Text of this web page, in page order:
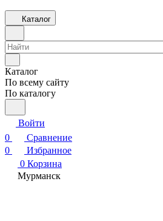
Каталог
Каталог
По всему сайту
По каталогу
Войти
0
Сравнение
0
Избранное
0 Корзина
Мурманск